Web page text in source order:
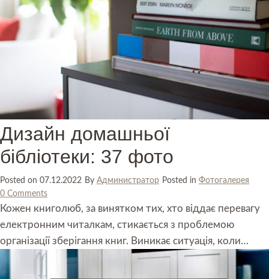
Дизайн домашньої
бібліотеки: 37 фото
Posted on 07.12.2022 By Администратор Posted in Фотогалерея
0 Comments
Кожен книголюб, за винятком тих, хто віддає перевагу
електронним читалкам, стикається з проблемою
організації зберігання книг. Виникає ситуація, коли…